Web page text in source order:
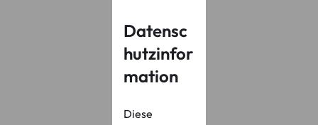
Datensc
hutzinfor
mation
Diese